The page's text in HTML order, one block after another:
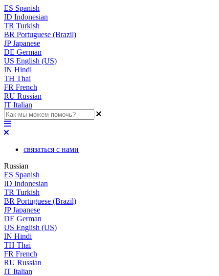
ES Spanish
ID Indonesian
TR Turkish
BR Portuguese (Brazil)
JP Japanese
DE German
US English (US)
IN Hindi
TH Thai
FR French
RU Russian
IT Italian
связаться с нами
Russian
ES Spanish
ID Indonesian
TR Turkish
BR Portuguese (Brazil)
JP Japanese
DE German
US English (US)
IN Hindi
TH Thai
FR French
RU Russian
IT Italian